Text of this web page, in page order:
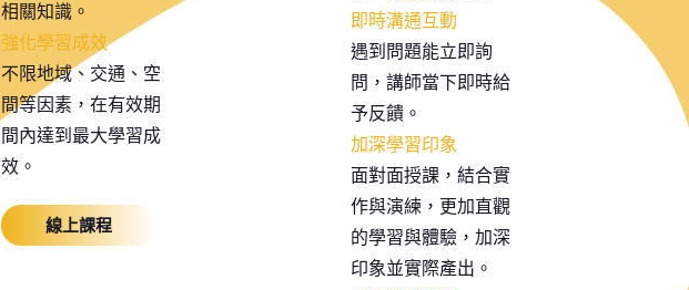
相關知識。
強化學習成效
不限地域、交通、空
間等因素，在有效期
間內達到最大學習成
效。
線上課程
即時溝通互動
遇到問題能立即詢
問，講師當下即時給
予反饋。
加深學習印象
面對面授課，結合實
作與演練，更加直觀
的學習與體驗，加深
印象並實際產出。